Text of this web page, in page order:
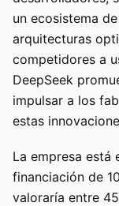
un ecosistema
arquitecturas
competidores a
DeepSeek
impulsar a los
estas
La empresa está
financiación de
valoraría entre